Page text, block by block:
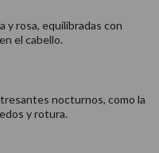
y rosa, equilibradas con
el cabello.
nocturnos, como la
y rotura.